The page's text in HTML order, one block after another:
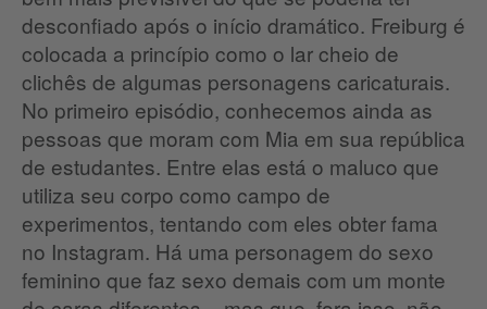
desconfiado após o início dramático. Freiburg é
colocada a princípio como o lar cheio de
clichês de algumas personagens caricaturais.
No primeiro episódio, conhecemos ainda as
pessoas que moram com Mia em sua república
de estudantes. Entre elas está o maluco que
utiliza seu corpo como campo de
experimentos, tentando com eles obter fama
no Instagram. Há uma personagem do sexo
feminino que faz sexo demais com um monte